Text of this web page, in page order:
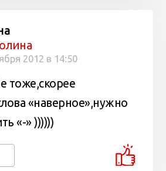
2012 в 14:50
тоже,скорее
«наверное»,нужно
«-» ))))))